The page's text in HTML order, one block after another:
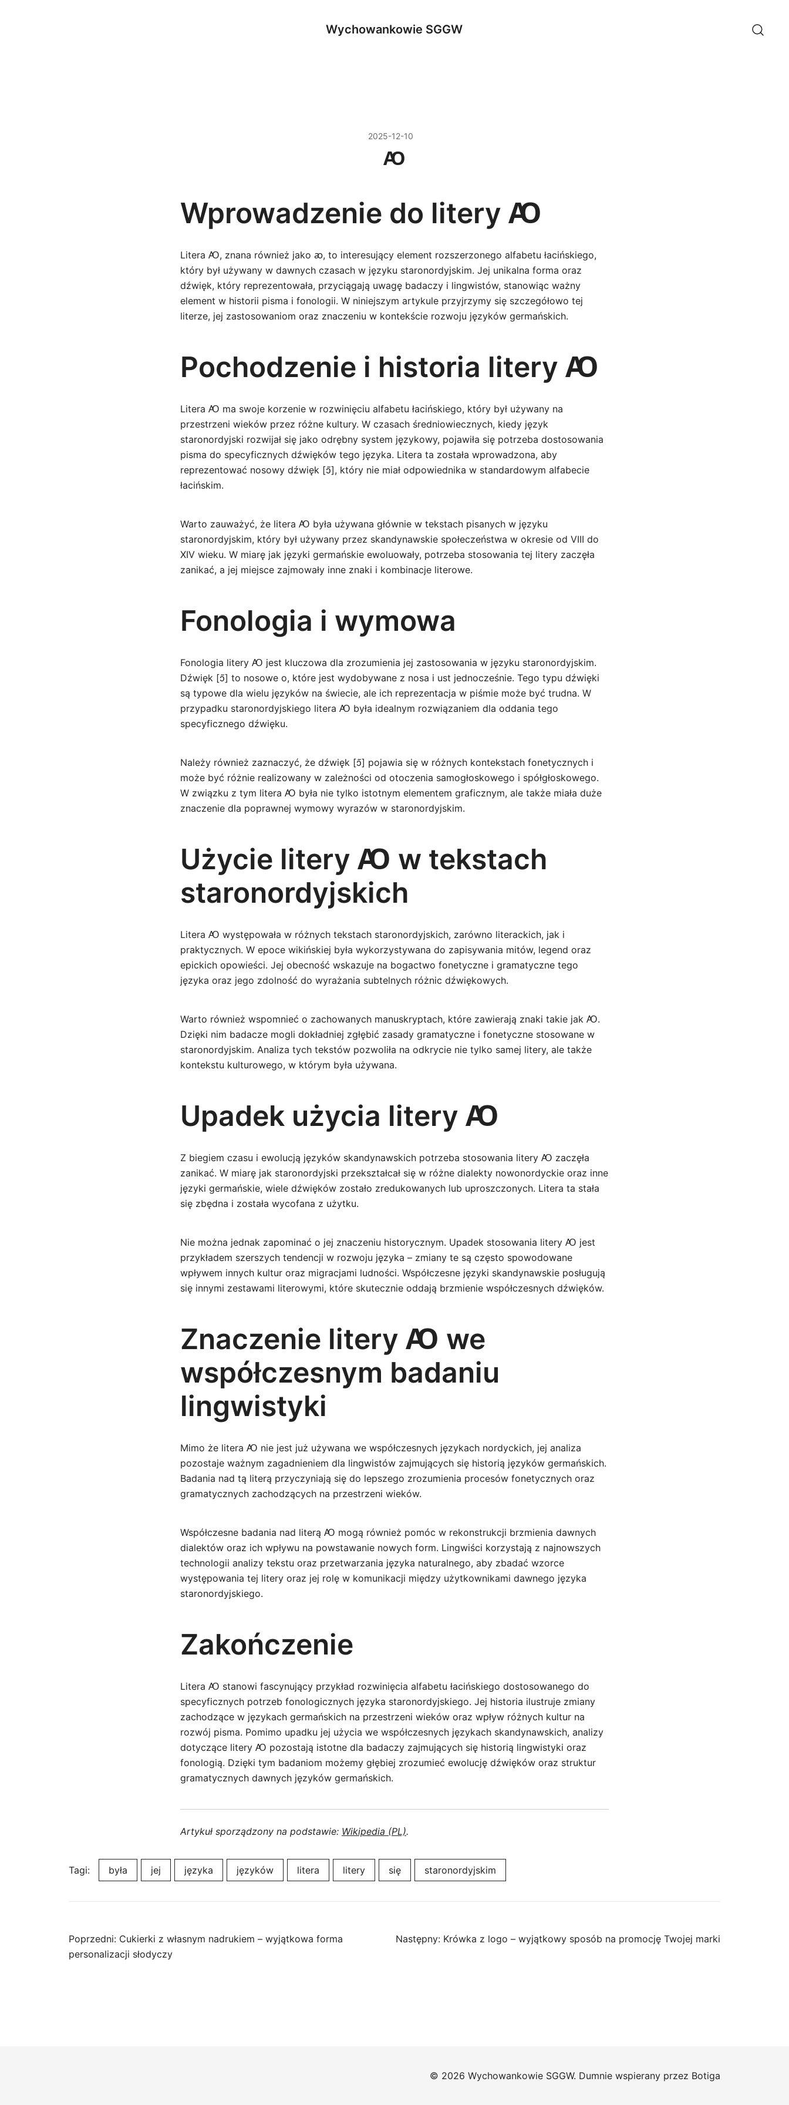
Wychowankowie SGGW
2025-12-10
Ꜵ
Wprowadzenie do litery Ꜵ
Litera Ꜵ, znana również jako ꜵ, to interesujący element rozszerzonego alfabetu łacińskiego,
który był używany w dawnych czasach w języku staronordyjskim. Jej unikalna forma oraz
dźwięk, który reprezentowała, przyciągają uwagę badaczy i lingwistów, stanowiąc ważny
element w historii pisma i fonologii. W niniejszym artykule przyjrzymy się szczegółowo tej
literze, jej zastosowaniom oraz znaczeniu w kontekście rozwoju języków germańskich.
Pochodzenie i historia litery Ꜵ
Litera Ꜵ ma swoje korzenie w rozwinięciu alfabetu łacińskiego, który był używany na
przestrzeni wieków przez różne kultury. W czasach średniowiecznych, kiedy język
staronordyjski rozwijał się jako odrębny system językowy, pojawiła się potrzeba dostosowania
pisma do specyficznych dźwięków tego języka. Litera ta została wprowadzona, aby
reprezentować nosowy dźwięk [ɔ̃], który nie miał odpowiednika w standardowym alfabecie
łacińskim.
Warto zauważyć, że litera Ꜵ była używana głównie w tekstach pisanych w języku
staronordyjskim, który był używany przez skandynawskie społeczeństwa w okresie od VIII do
XIV wieku. W miarę jak języki germańskie ewoluowały, potrzeba stosowania tej litery zaczęła
zanikać, a jej miejsce zajmowały inne znaki i kombinacje literowe.
Fonologia i wymowa
Fonologia litery Ꜵ jest kluczowa dla zrozumienia jej zastosowania w języku staronordyjskim.
Dźwięk [ɔ̃] to nosowe o, które jest wydobywane z nosa i ust jednocześnie. Tego typu dźwięki
są typowe dla wielu języków na świecie, ale ich reprezentacja w piśmie może być trudna. W
przypadku staronordyjskiego litera Ꜵ była idealnym rozwiązaniem dla oddania tego
specyficznego dźwięku.
Należy również zaznaczyć, że dźwięk [ɔ̃] pojawia się w różnych kontekstach fonetycznych i
może być różnie realizowany w zależności od otoczenia samogłoskowego i spółgłoskowego.
W związku z tym litera Ꜵ była nie tylko istotnym elementem graficznym, ale także miała duże
znaczenie dla poprawnej wymowy wyrazów w staronordyjskim.
Użycie litery Ꜵ w tekstach
staronordyjskich
Litera Ꜵ występowała w różnych tekstach staronordyjskich, zarówno literackich, jak i
praktycznych. W epoce wikińskiej była wykorzystywana do zapisywania mitów, legend oraz
epickich opowieści. Jej obecność wskazuje na bogactwo fonetyczne i gramatyczne tego
języka oraz jego zdolność do wyrażania subtelnych różnic dźwiękowych.
Warto również wspomnieć o zachowanych manuskryptach, które zawierają znaki takie jak Ꜵ.
Dzięki nim badacze mogli dokładniej zgłębić zasady gramatyczne i fonetyczne stosowane w
staronordyjskim. Analiza tych tekstów pozwoliła na odkrycie nie tylko samej litery, ale także
kontekstu kulturowego, w którym była używana.
Upadek użycia litery Ꜵ
Z biegiem czasu i ewolucją języków skandynawskich potrzeba stosowania litery Ꜵ zaczęła
zanikać. W miarę jak staronordyjski przekształcał się w różne dialekty nowonordyckie oraz inne
języki germańskie, wiele dźwięków zostało zredukowanych lub uproszczonych. Litera ta stała
się zbędna i została wycofana z użytku.
Nie można jednak zapominać o jej znaczeniu historycznym. Upadek stosowania litery Ꜵ jest
przykładem szerszych tendencji w rozwoju języka – zmiany te są często spowodowane
wpływem innych kultur oraz migracjami ludności. Współczesne języki skandynawskie posługują
się innymi zestawami literowymi, które skutecznie oddają brzmienie współczesnych dźwięków.
Znaczenie litery Ꜵ we
współczesnym badaniu
lingwistyki
Mimo że litera Ꜵ nie jest już używana we współczesnych językach nordyckich, jej analiza
pozostaje ważnym zagadnieniem dla lingwistów zajmujących się historią języków germańskich.
Badania nad tą literą przyczyniają się do lepszego zrozumienia procesów fonetycznych oraz
gramatycznych zachodzących na przestrzeni wieków.
Współczesne badania nad literą Ꜵ mogą również pomóc w rekonstrukcji brzmienia dawnych
dialektów oraz ich wpływu na powstawanie nowych form. Lingwiści korzystają z najnowszych
technologii analizy tekstu oraz przetwarzania języka naturalnego, aby zbadać wzorce
występowania tej litery oraz jej rolę w komunikacji między użytkownikami dawnego języka
staronordyjskiego.
Zakończenie
Litera Ꜵ stanowi fascynujący przykład rozwinięcia alfabetu łacińskiego dostosowanego do
specyficznych potrzeb fonologicznych języka staronordyjskiego. Jej historia ilustruje zmiany
zachodzące w językach germańskich na przestrzeni wieków oraz wpływ różnych kultur na
rozwój pisma. Pomimo upadku jej użycia we współczesnych językach skandynawskich, analizy
dotyczące litery Ꜵ pozostają istotne dla badaczy zajmujących się historią lingwistyki oraz
fonologią. Dzięki tym badaniom możemy głębiej zrozumieć ewolucję dźwięków oraz struktur
gramatycznych dawnych języków germańskich.
Artykuł sporządzony na podstawie: Wikipedia (PL).
Tagi: była jej języka języków litera litery się staronordyjskim
Nawigacja
Poprzedni: Cukierki z własnym nadrukiem – wyjątkowa forma
personalizacji słodyczy
Następny: Krówka z logo – wyjątkowy sposób na promocję Twojej marki
© 2026 Wychowankowie SGGW. Dumnie wspierany przez Botiga